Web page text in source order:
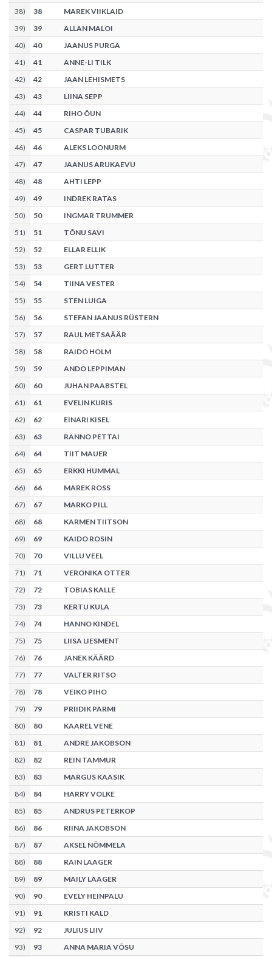
38) 38
MAREK VIIKLAID
39) 39
ALLAN MALOI
40) 40
JAANUS PURGA
41) 41
ANNE-LI TILK
42) 42
JAAN LEHISMETS
43) 43
LIINA SEPP
44) 44
RIHO ÕUN
45) 45
CASPAR TUBARIK
46) 46
ALEKS LOONURM
47) 47
JAANUS ARUKAEVU
48) 48
AHTI LEPP
49) 49
INDREK RATAS
50) 50
INGMAR TRUMMER
51) 51
TÕNU SAVI
52) 52
ELLAR ELLIK
53) 53
GERT LUTTER
54) 54
TIINA VESTER
55) 55
STEN LUIGA
56) 56
STEFAN JAANUS RÜSTERN
57) 57
RAUL METSAÄÄR
58) 58
RAIDO HOLM
59) 59
ANDO LEPPIMAN
60) 60
JUHAN PAABSTEL
61) 61
EVELIN KURIS
62) 62
EINARI KISEL
63) 63
RANNO PETTAI
64) 64
TIIT MAUER
65) 65
ERKKI HUMMAL
66) 66
MAREK ROSS
67) 67
MARKO PILL
68) 68
KARMEN TIITSON
69) 69
KAIDO ROSIN
70) 70
VILLU VEEL
71) 71
VERONIKA OTTER
72) 72
TOBIAS KALLE
73) 73
KERTU KULA
74) 74
HANNO KINDEL
75) 75
LIISA LIESMENT
76) 76
JANEK KÄÄRD
77) 77
VALTER RITSO
78) 78
VEIKO PIHO
79) 79
PRIIDIK PARMI
80) 80
KAAREL VENE
81) 81
ANDRE JAKOBSON
82) 82
REIN TAMMUR
83) 83
MARGUS KAASIK
84) 84
HARRY VOLKE
85) 85
ANDRUS PETERKOP
86) 86
RIINA JAKOBSON
87) 87
AKSEL NÕMMELA
88) 88
RAIN LAAGER
89) 89
MAILY LAAGER
90) 90
EVELY HEINPALU
91) 91
KRISTI KALD
92) 92
JULIUS LIIV
93) 93 ANNA MARIA VÕSU